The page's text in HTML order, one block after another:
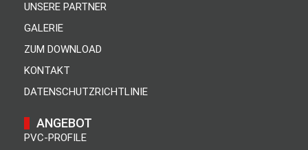
UNSERE PARTNER
GALERIE
ZUM DOWNLOAD
KONTAKT
DATENSCHUTZRICHTLINIE
ANGEBOT
PVC-PROFILE